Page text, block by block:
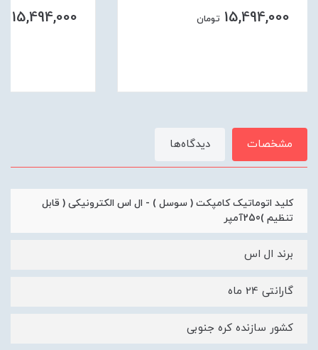
15,494,000 تومان 15,494,000
مشخصات دیدگاه‌ها
کلید اتوماتیک کامپکت ( سوسل ) - ال اس الکترونیکی ( قابل
تنظیم )250آمپر
برند ال اس
گارانتی 24 ماه
کشور سازنده کره جنوبی